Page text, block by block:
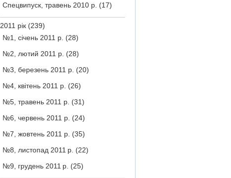
Спецвипуск, травень 2010 р. (17)
2011 рік (239)
№1, січень 2011 р. (28)
№2, лютий 2011 р. (28)
№3, березень 2011 р. (20)
№4, квітень 2011 р. (26)
№5, травень 2011 р. (31)
№6, червень 2011 р. (24)
№7, жовтень 2011 р. (35)
№8, листопад 2011 р. (22)
№9, грудень 2011 р. (25)